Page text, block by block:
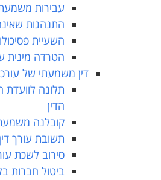
עבירות משמעת
התנהגות שאינה
השעיית
הטרדה מינית על
דין משמעתי של עורכי
תלונה לוועדת
הדין
קובלנה
תשובת עורך דין
סירוב לשכת
ביטול חברות